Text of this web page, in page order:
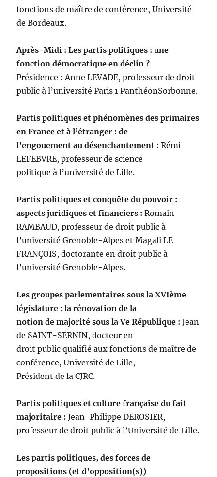
fonctions de maître de conférence, Université
de Bordeaux.
Après-Midi : Les partis politiques : une
fonction démocratique en déclin ?
Présidence : Anne LEVADE, professeur de droit
public à l’université Paris 1 PanthéonSorbonne.
Partis politiques et phénomènes des primaires
en France et à l’étranger : de
l’engouement au désenchantement : Rémi
LEFEBVRE, professeur de science
politique à l’université de Lille.
Partis politiques et conquête du pouvoir :
aspects juridiques et financiers :Romain
RAMBAUD, professeur de droit public à
l’université Grenoble-Alpes et Magali LE
FRANÇOIS, doctorante en droit public à
l’université Grenoble-Alpes.
Les groupes parlementaires sous la XVIème
législature : la rénovation de la
notion de majorité sous la Ve République :Jean
de SAINT-SERNIN, docteur en
droit public qualifié aux fonctions de maître de
conférence, Université de Lille,
Président de la CJRC.
Partis politiques et culture française du fait
majoritaire : Jean-Philippe DEROSIER,
professeur de droit public à l’Université de Lille.
Les partis politiques, des forces de
propositions (et d’opposition(s))